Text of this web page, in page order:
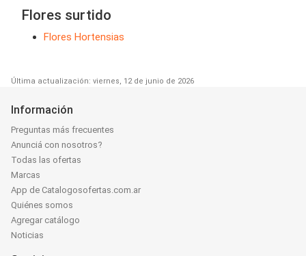
Flores surtido
Flores Hortensias
Última actualización: viernes, 12 de junio de 2026
Información
Preguntas más frecuentes
Anunciá con nosotros?
Todas las ofertas
Marcas
App de Catalogosofertas.com.ar
Quiénes somos
Agregar catálogo
Noticias